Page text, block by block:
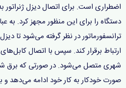
اضطراری است. برای اتصال دیزل ژنراتور
دستگاه را برای این منظور مجهز کرد. به
ترانسفورماتور در نظر گرفته می‌شود تا
ارتباط برقرار کند. سپس با اتصال کابل‌های
شهری متصل می‌شود. در صورتی که برق
صورت خودکار به کار خود ادامه می‌دهد و